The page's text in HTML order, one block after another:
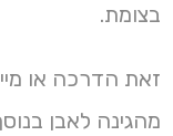
בצומת.
זאת הדרכה או
מהגינה לאבן